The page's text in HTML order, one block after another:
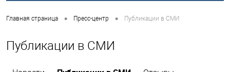
Главная страница • Пресс-центр • Публикации в СМИ
Публикации в СМИ